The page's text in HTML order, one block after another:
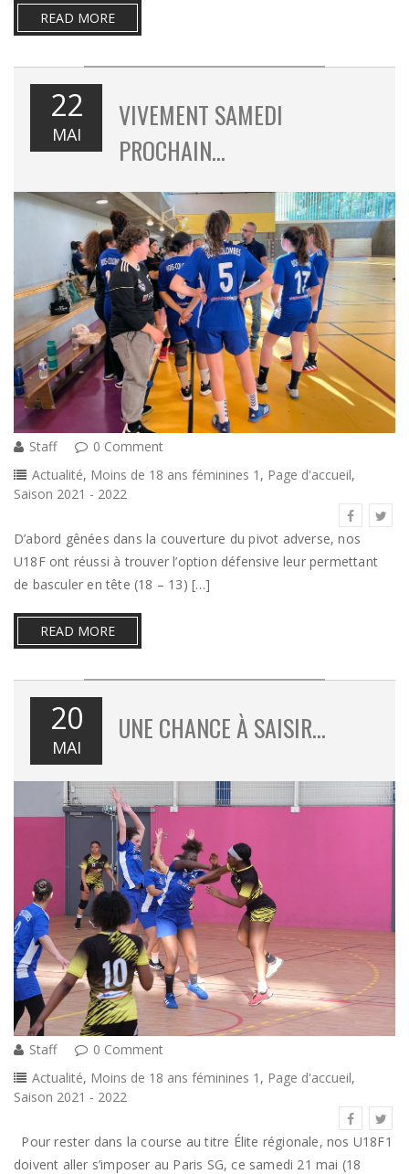
READ MORE
22
MAI
VIVEMENT SAMEDI
PROCHAIN…
Staff
0 Comment
Actualité, Moins de 18 ans féminines 1 , Page d'accueil,
Saison 2021 - 2022
D’abord gênées dans la couverture du pivot adverse, nos
U18F ont réussi à trouver l’option défensive leur permettant
de basculer en tête (18 – 13) […]
READ MORE
20
MAI
UNE CHANCE À SAISIR…
Staff
0 Comment
Actualité, Moins de 18 ans féminines 1 , Page d'accueil,
Saison 2021 - 2022
Pour rester dans la course au titre Élite régionale, nos U18F1
doivent aller s’imposer au Paris SG, ce samedi 21 mai (18